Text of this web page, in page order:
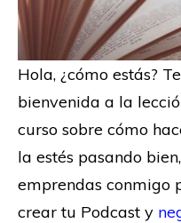
Hola, ¿cómo estás?
bienvenida a la
curso sobre cómo
la estés pasando
emprendas conmigo
crear tu Podcast y